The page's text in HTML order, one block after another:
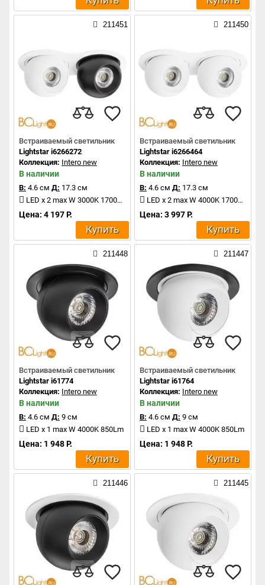
211451
Встраиваемый светильник
Lightstar i6266272
Коллекция: Intero new
В наличии
В: 4.6 см Д: 17.3 см
LED x 2 max W 3000K 1700Lm
Цена: 4 197 Р.
Купить
211450
Встраиваемый светильник
Lightstar i6266464
Коллекция: Intero new
В наличии
В: 4.6 см Д: 17.3 см
LED x 2 max W 4000K 1700Lm
Цена: 3 997 Р.
Купить
211448
Встраиваемый светильник
Lightstar i61774
Коллекция: Intero new
В наличии
В: 4.6 см Д: 9 см
LED x 1 max W 4000K 850Lm
Цена: 1 948 Р.
Купить
211447
Встраиваемый светильник
Lightstar i61764
Коллекция: Intero new
В наличии
В: 4.6 см Д: 9 см
LED x 1 max W 4000K 850Lm
Цена: 1 948 Р.
Купить
211446 211445